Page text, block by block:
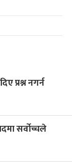
प्रश्न नगर्न
सर्वोच्चले